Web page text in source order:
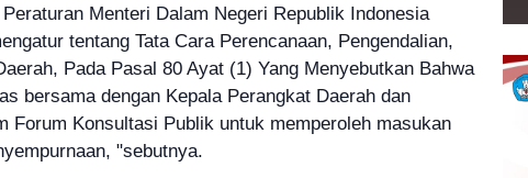
Menteri Dalam Negeri Republik Indonesia
tentang Tata Cara Perencanaan, Pengendalian,
Pada Pasal 80 Ayat (1) Yang Menyebutkan Bahwa
bersama dengan Kepala Perangkat Daerah dan
Forum Konsultasi Publik untuk memperoleh masukan
"sebutnya.